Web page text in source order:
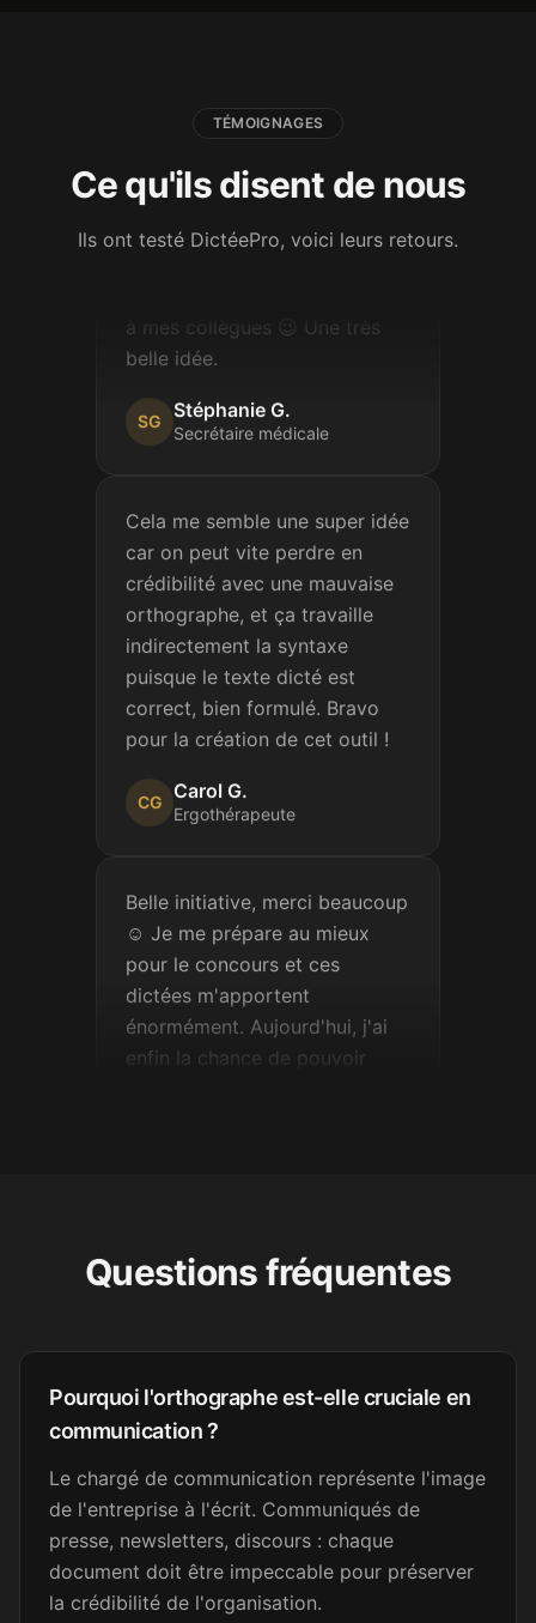
TÉMOIGNAGES
Ce qu'ils disent de nous
Ils ont testé DictéePro, voici leurs retours.
Attachée territoriale
Je viens de faire une de vos
dictées, c'est vraiment très
belle idée.
Secrétaire médicale
car on peut vite perdre en
crédibilité avec une mauvaise
orthographe, et ça travaille
indirectement la syntaxe
puisque le texte dicté est
correct, bien formulé. Bravo
pour la création de cet outil !
Ergothérapeute
☺️ Je me prépare au mieux
pour le concours et ces
dictées m'apportent
énormément. Aujourd'hui, j'ai
enfin la chance de pouvoir
m'exercer vraiment.
now and will practice my
AD Amara D.
FLE
Super bien fait. Merci !
SC Sandrine C.
Secrétaire médicale
Questions fréquentes
Pourquoi l'orthographe est-elle cruciale en
communication ?
Le chargé de communication représente l'image
de l'entreprise à l'écrit. Communiqués de
presse, newsletters, discours : chaque
document doit être impeccable pour préserver
la crédibilité de l'organisation.